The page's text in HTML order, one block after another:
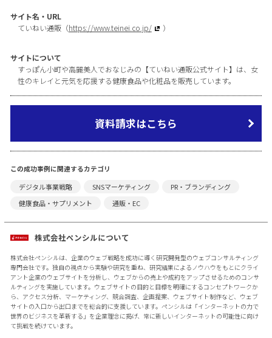
サイト名・URL
ていねい通販（https://www.teinei.co.jp/ ）
サイトについて
すっぽん小町や高麗美人でおなじみの【ていねい通販公式サイト】は、女
性のキレイと元気を応援する健康食品や化粧品を販売しています。
資料請求はこちら
この成功事例に関連するカテゴリ
デジタル事業戦略
SNSマーケティング
PR・ブランディング
健康食品・サプリメント
通販・EC
株式会社ペンシルについて
株式会社ペンシルは、企業のウェブ戦略を成功に導く研究開発型のウェブコンサルティング
専門会社です。独自の視点から実験や研究を重ね、研究結果によるノウハウをもとにクライ
アント企業のウェブサイトを分析し、ウェブからの売上や成約をアップさせるためのコンサ
ルティングを実施しています。ウェブサイトの目的と目標を明確にするコンセプトワークか
ら、アクセス分析、マーケティング、競合調査、企画提案、ウェブサイト制作など、ウェブ
サイトの入口から出口までを総合的に支援しています。ペンシルは「インターネットの力で
世界のビジネスを革新する」を企業理念に掲げ、常に新しいインターネットの可能性に向け
て挑戦を続けています。